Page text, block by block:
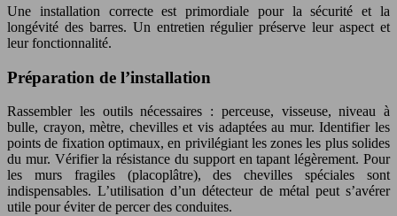
Une installation correcte est primordiale pour la sécurité et la
longévité des barres. Un entretien régulier préserve leur aspect et
leur fonctionnalité.
Préparation de l’installation
Rassembler les outils nécessaires : perceuse, visseuse, niveau à
bulle, crayon, mètre, chevilles et vis adaptées au mur. Identifier les
points de fixation optimaux, en privilégiant les zones les plus solides
du mur. Vérifier la résistance du support en tapant légèrement. Pour
les murs fragiles (placoplâtre), des chevilles spéciales sont
indispensables. L’utilisation d’un détecteur de métal peut s’avérer
utile pour éviter de percer des conduites.